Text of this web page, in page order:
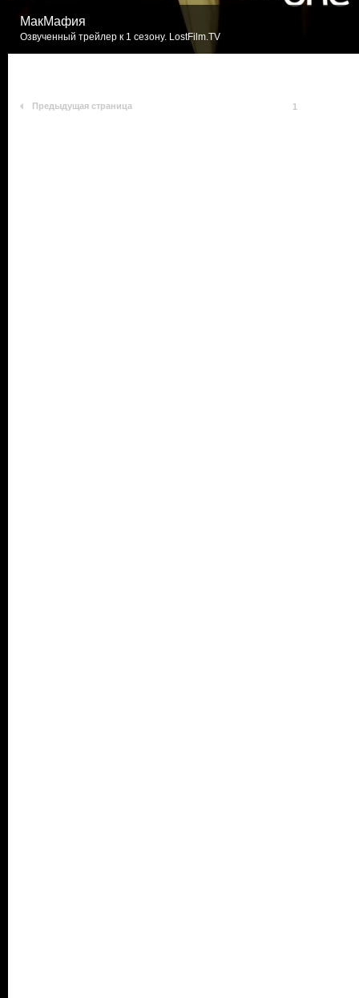
МакМафия
Озвученный трейлер к 1 сезону. LostFilm.TV
Предыдущая страница 1